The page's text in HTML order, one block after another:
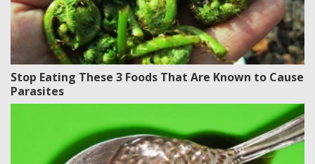
Stop Eating These 3 Foods That Are Known to Cause
Parasites